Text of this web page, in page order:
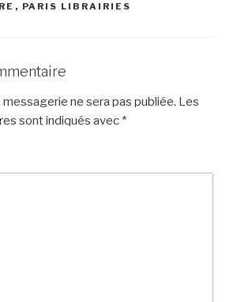
, PARIS LIBRAIRIES
ne sera pas publiée. Les
sont indiqués avec *